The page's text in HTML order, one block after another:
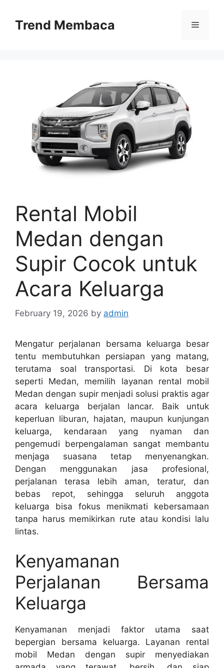
contentTrend Membaca Menu
Rental Mobil
Medan dengan
Supir Cocok untuk
Acara Keluarga
February 19, 2026 by admin
Mengatur perjalanan bersama keluarga besar
tentu membutuhkan persiapan yang matang,
terutama soal transportasi. Di kota besar
seperti Medan, memilih layanan rental mobil
Medan dengan supir menjadi solusi praktis agar
acara keluarga berjalan lancar. Baik untuk
keperluan liburan, hajatan, maupun kunjungan
keluarga, kendaraan yang nyaman dan
pengemudi berpengalaman sangat membantu
menjaga suasana tetap menyenangkan.
Dengan menggunakan jasa profesional,
perjalanan terasa lebih aman, teratur, dan
bebas repot, sehingga seluruh anggota
keluarga bisa fokus menikmati kebersamaan
tanpa harus memikirkan rute atau kondisi lalu
lintas.
Kenyamanan
Perjalanan Bersama
Keluarga
Kenyamanan menjadi faktor utama saat
bepergian bersama keluarga. Layanan rental
mobil Medan dengan supir menyediakan